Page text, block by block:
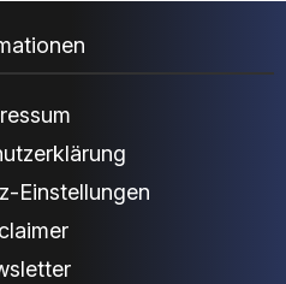
Einstellungen